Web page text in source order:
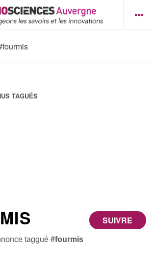
TAGUÉS
SUIVRE
taggué#fourmis